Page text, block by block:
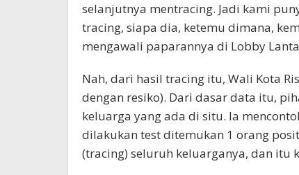
selanjutnya mentracing. Jadi kami
tracing, siapa dia, ketemu dimana,
mengawali paparannya di Lobby
Nah, dari hasil tracing itu, Wali Kota
dengan resiko). Dari dasar data itu,
keluarga yang ada di situ. Ia
dilakukan test ditemukan 1 orang
(tracing) seluruh keluarganya, dan itu